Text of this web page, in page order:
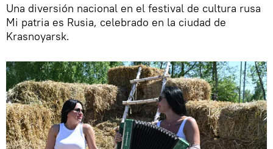
Una diversión nacional en el festival de cultura rusa
Mi patria es Rusia, celebrado en la ciudad de
Krasnoyarsk.